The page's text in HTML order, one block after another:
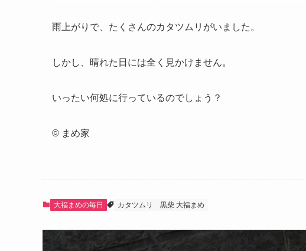
雨上がりで、たくさんのカタツムリがいました。
しかし、晴れた日には全く見かけません。
いったい何処に行っているのでしょう？
© まめ家
大福まめの毎日 カタツムリ 黒柴 大福まめ